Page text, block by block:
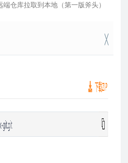
仓库拉取到本地（第一版斧头）